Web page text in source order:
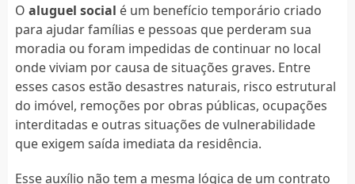
O aluguel social é um benefício temporário criado
para ajudar famílias e pessoas que perderam sua
moradia ou foram impedidas de continuar no local
onde viviam por causa de situações graves. Entre
esses casos estão desastres naturais, risco estrutural
do imóvel, remoções por obras públicas, ocupações
interditadas e outras situações de vulnerabilidade
que exigem saída imediata da residência.
Esse auxílio não tem a mesma lógica de um contrato